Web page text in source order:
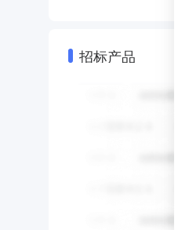
招标产品